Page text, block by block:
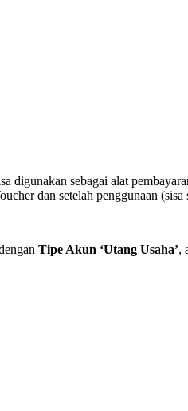
sebagai alat
dan setelah penggunaan
Tipe Akun ‘Utang Usaha’,